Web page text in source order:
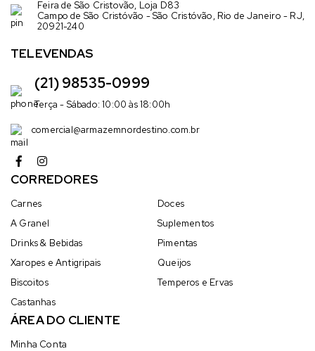
Feira de São Cristovão, Loja D83
Campo de São Cristóvão - São Cristóvão, Rio de Janeiro - RJ,
20921-240
TELEVENDAS
(21) 98535-0999
Terça - Sábado: 10:00 às 18:00h
comercial@armazemnordestino.com.br
CORREDORES
Carnes
A Granel
Drinks & Bebidas
Xaropes e Antigripais
Biscoitos
Castanhas
Doces
Suplementos
Pimentas
Queijos
Temperos e Ervas
ÁREA DO CLIENTE
Minha Conta